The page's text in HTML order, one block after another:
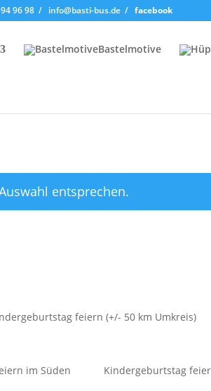
96 98 / info@basti-bus.de / facebook
Bastelmotive
entsprechen.
feiern (+/- 50 km Umkreis)
im Süden Kindergeburtstag